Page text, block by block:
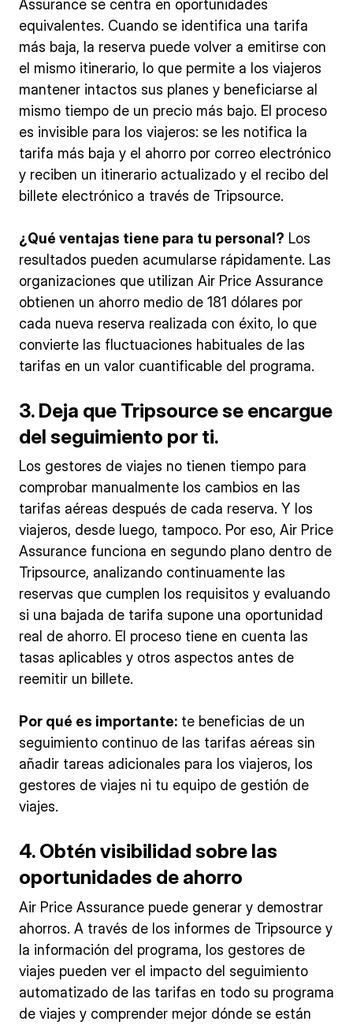
Assurance se centra en oportunidades
equivalentes. Cuando se identifica una tarifa
más baja, la reserva puede volver a emitirse con
el mismo itinerario, lo que permite a los viajeros
mantener intactos sus planes y beneficiarse al
mismo tiempo de un precio más bajo. El proceso
es invisible para los viajeros: se les notifica la
tarifa más baja y el ahorro por correo electrónico
y reciben un itinerario actualizado y el recibo del
billete electrónico a través de Tripsource.
¿Qué ventajas tiene para tu personal? Los
resultados pueden acumularse rápidamente. Las
organizaciones que utilizan Air Price Assurance
obtienen un ahorro medio de 181 dólares por
cada nueva reserva realizada con éxito, lo que
convierte las fluctuaciones habituales de las
tarifas en un valor cuantificable del programa.
3. Deja que Tripsource se encargue
del seguimiento por ti.
Los gestores de viajes no tienen tiempo para
comprobar manualmente los cambios en las
tarifas aéreas después de cada reserva. Y los
viajeros, desde luego, tampoco. Por eso, Air Price
Assurance funciona en segundo plano dentro de
Tripsource, analizando continuamente las
reservas que cumplen los requisitos y evaluando
si una bajada de tarifa supone una oportunidad
real de ahorro. El proceso tiene en cuenta las
tasas aplicables y otros aspectos antes de
reemitir un billete.
Por qué es importante: te beneficias de un
seguimiento continuo de las tarifas aéreas sin
añadir tareas adicionales para los viajeros, los
gestores de viajes ni tu equipo de gestión de
viajes.
4. Obtén visibilidad sobre las
oportunidades de ahorro
Air Price Assurance puede generar y demostrar
ahorros. A través de los informes de Tripsource y
la información del programa, los gestores de
viajes pueden ver el impacto del seguimiento
automatizado de las tarifas en todo su programa
de viajes y comprender mejor dónde se están